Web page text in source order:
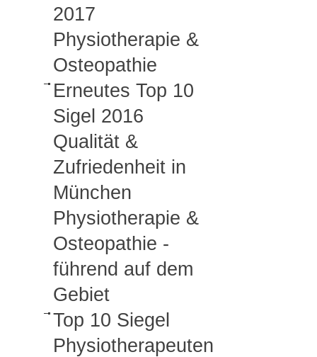
2017
Physiotherapie &
Osteopathie
Erneutes Top 10
Sigel 2016
Qualität &
Zufriedenheit in
München
Physiotherapie &
Osteopathie -
führend auf dem
Gebiet
Top 10 Siegel
Physiotherapeuten